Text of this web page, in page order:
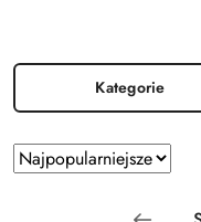
Kategorie
Zastosowano
sortowanie:
Najpopularniejsze.
Sortuj